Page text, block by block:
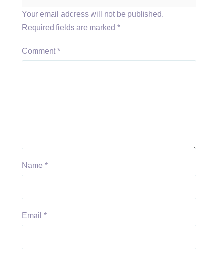
Your email address will not be published.
Required fields are marked *
Comment *
Name *
Email *